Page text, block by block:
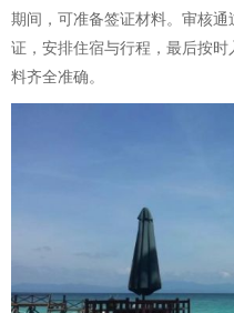
期间，可准备签证材料。审核
证，安排住宿与行程，最后按
料齐全准确。